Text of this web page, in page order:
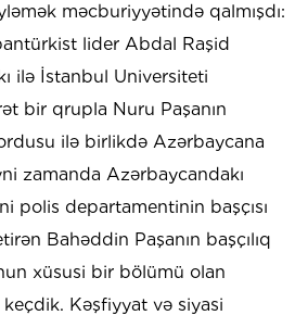
məcburiyyətində qalmışdı:
lider Abdal Raşid
ilə İstanbul Universiteti
bir qrupla Nuru Paşanın
ilə birlikdə Azərbaycana
zamanda Azərbaycandakı
polis departamentinin başçısı
Bahəddin Paşanın başçılıq
xüsusi bir bölümü olan
keçdik. Kəşfiyyat və siyasi